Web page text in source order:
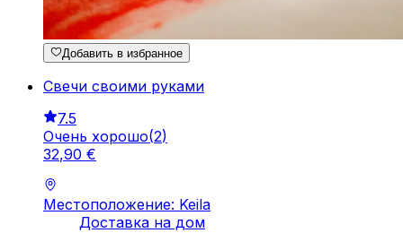
Добавить в избранное
Свечи своими руками
7.5
Очень хорошо(2)
32,90 €
Местоположение: Keila
Доставка на дом